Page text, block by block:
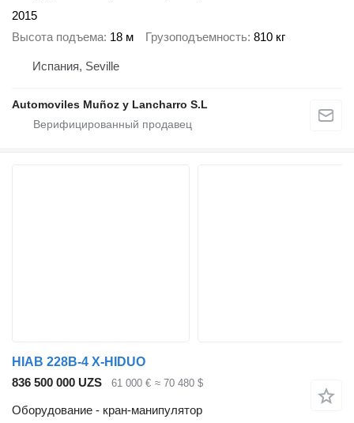
2015
Высота подъема 18 м Грузоподъемность 810 кг
Испания, Seville
Automoviles Muñoz y Lancharro S.L
HIAB 228B-4 X-HIDUO
836 500 000 UZS
61 000 € ≈ 70 480 $
Оборудование - кран-манипулятор